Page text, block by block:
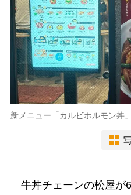
新メニュー「カルビホルモン丼
牛丼チェーンの松屋が